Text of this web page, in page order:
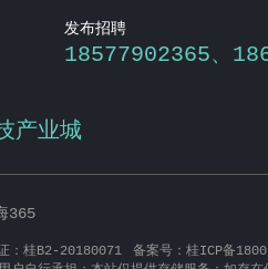
发布招聘
18577902365、
产业城
365
：桂B2-20180071
备案号：桂ICP备